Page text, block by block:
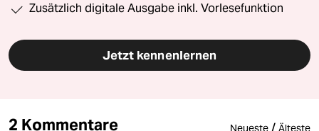
Zusätzlich digitale Ausgabe inkl. Vorlesefunktion
Jetzt kennenlernen
2 Kommentare Neueste / Älteste